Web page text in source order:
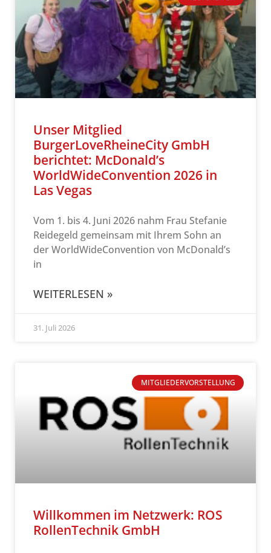
Unser Mitglied
BurgerLoveRheineCity GmbH
berichtet: McDonald’s
WorldWideConvention 2026 in
Las Vegas
Vom 1. bis 4. Juni 2026 nahm Frau Stefanie
Reidegeld gemeinsam mit Ihrem Sohn an
der WorldWideConvention von McDonald’s
in
WEITERLESEN »
31. Juli 2026
MITGLIEDERVORSTELLUNG
Willkommen im Netzwerk: ROS
RollenTechnik GmbH